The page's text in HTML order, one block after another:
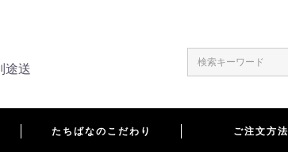
途送
たちばなのこだわり ご注文方法